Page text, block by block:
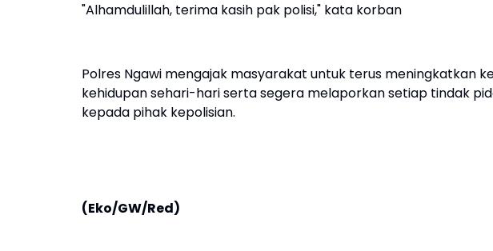
"Alhamdulillah, terima kasih pak polisi," kata korban
Polres Ngawi mengajak masyarakat untuk terus meningkatkan
kehidupan sehari-hari serta segera melaporkan setiap tindak
kepada pihak kepolisian.
(Eko/GW/Red)